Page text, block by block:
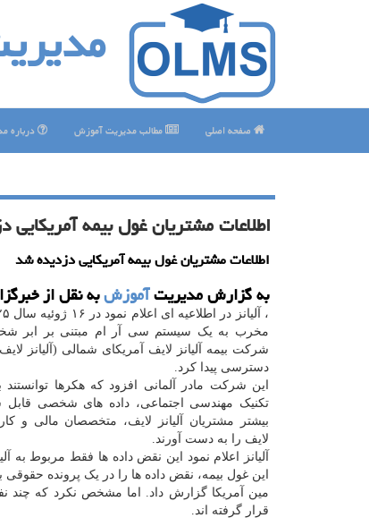
صفحه اصلی مطالب مدیریت آموزش درباره
اطلاعات مشتریان غول بیمه آمریکایی
اطلاعات مشتریان غول بیمه آمریکایی دزدیده شد
به گزارش مدیریتآموزشبه نقل از
مخرب به یک سیستم سی آر ام مبتنی بر ابر
شرکت بیمه آلیانز لایف آمریکای شمالی (آلیانز
دسترسی پیدا کرد.
این شرکت مادر آلمانی افزود که هکرها
تکنیک مهندسی اجتماعی، داده های شخصی قابل
بیشتر مشتریان آلیانز لایف، متخصصان مالی و
لایف را به دست آورند.
آلیانز اعلام نمود این نقض داده ها فقط مربوط به
این غول بیمه، نقض داده ها را در یک پرونده حقوقی
مین آمریکا گزارش داد. اما مشخص نکرد که
قرار گرفته اند.